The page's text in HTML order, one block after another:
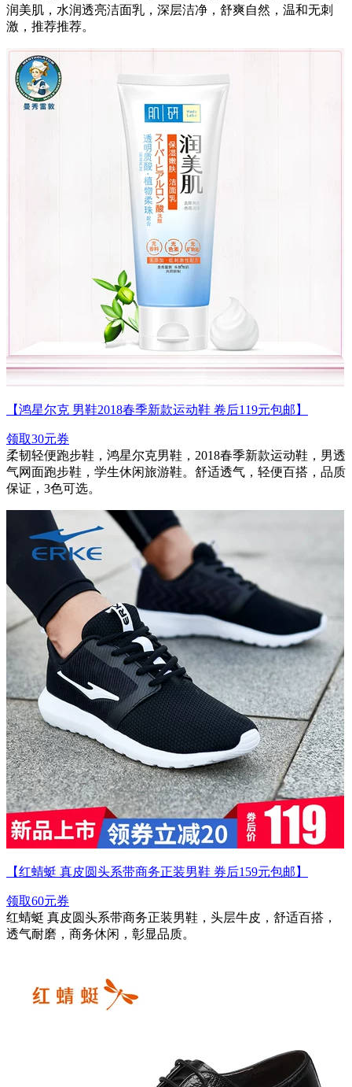
润美肌，水润透亮洁面乳，深层洁净，舒爽自然，温和无刺
激，推荐推荐。
【鸿星尔克 男鞋2018春季新款运动鞋 卷后119元包邮】
领取30元券
柔韧轻便跑步鞋，鸿星尔克男鞋，2018春季新款运动鞋，男透
气网面跑步鞋，学生休闲旅游鞋。舒适透气，轻便百搭，品质
保证，3色可选。
【红蜻蜓 真皮圆头系带商务正装男鞋 券后159元包邮】
领取60元券
红蜻蜓 真皮圆头系带商务正装男鞋，头层牛皮，舒适百搭，
透气耐磨，商务休闲，彰显品质。